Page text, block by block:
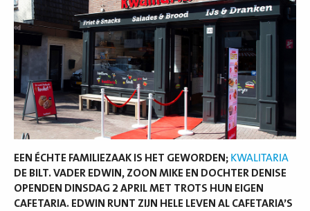
EEN ÉCHTE FAMILIEZAAK IS HET GEWORDEN; KWALITARIA
DE BILT. VADER EDWIN, ZOON MIKE EN DOCHTER DENISE
OPENDEN DINSDAG 2 APRIL MET TROTS HUN EIGEN
CAFETARIA. EDWIN RUNT ZIJN HELE LEVEN AL CAFETARIA’S